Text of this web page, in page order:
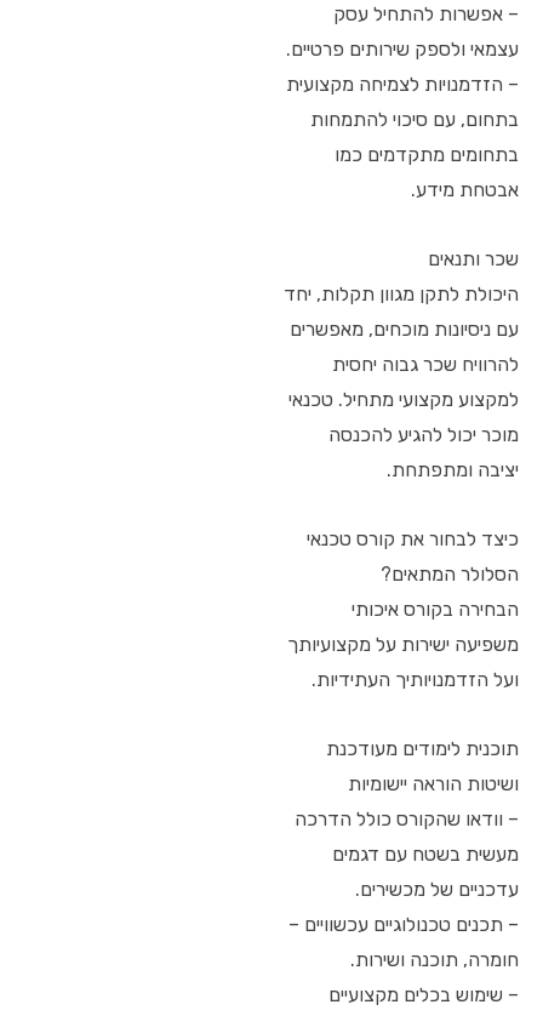
– אפשרות להתחיל עסק
עצמאי ולספק שירותים פרטיים.
– הזדמנויות לצמיחה מקצועית
בתחום, עם סיכוי להתמחות
בתחומים מתקדמים כמו
אבטחת מידע.
שכר ותנאים
היכולת לתקן מגוון תקלות, יחד
עם ניסיונות מוכחים, מאפשרים
להרוויח שכר גבוה יחסית
למקצוע מקצועי מתחיל. טכנאי
מוכר יכול להגיע להכנסה
יציבה ומתפתחת.
כיצד לבחור את קורס טכנאי
הסלולר המתאים?
הבחירה בקורס איכותי
משפיעה ישירות על מקצועיותך
ועל הזדמנויותיך העתידיות.
תוכנית לימודים מעודכנת
ושיטות הוראה יישומיות
– וודאו שהקורס כולל הדרכה
מעשית בשטח עם דגמים
עדכניים של מכשירים.
– תכנים טכנולוגיים עכשוויים –
חומרה, תוכנה ושירות.
– שימוש בכלים מקצועיים